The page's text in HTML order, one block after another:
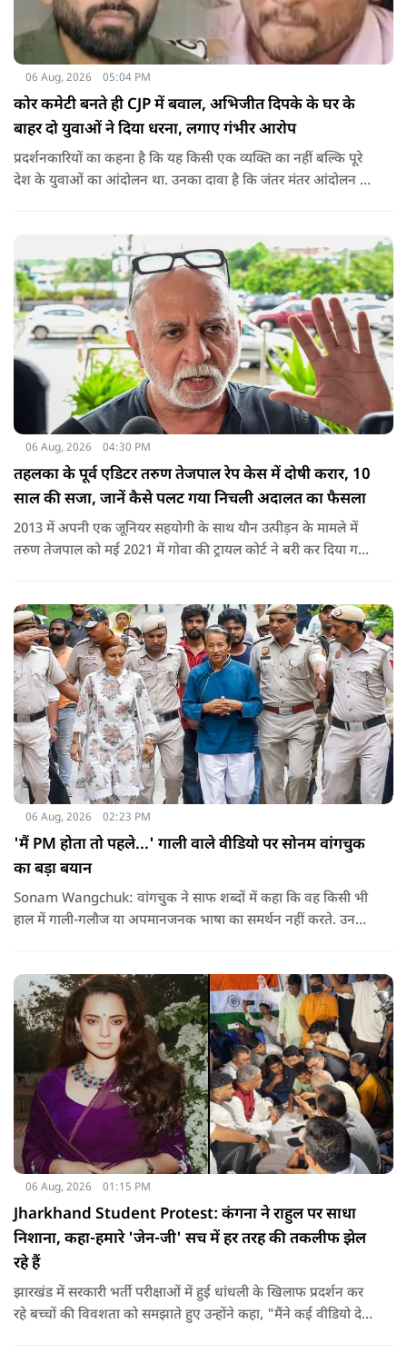
06 Aug, 2026 05:04 PM
कोर कमेटी बनते ही CJP में बवाल, अभिजीत दिपके के घर के
बाहर दो युवाओं ने दिया धरना, लगाए गंभीर आरोप
प्रदर्शनकारियों का कहना है कि यह किसी एक व्यक्ति का नहीं बल्कि पूरे
देश के युवाओं का आंदोलन था. उनका दावा है कि जंतर मंतर आंदोलन से
06 Aug, 2026 04:30 PM
तहलका के पूर्व एडिटर तरुण तेजपाल रेप केस में दोषी करार, 10
साल की सजा, जानें कैसे पलट गया निचली अदालत का फैसला
2013 में अपनी एक जूनियर सहयोगी के साथ यौन उत्पीड़न के मामले में
तरुण तेजपाल को मई 2021 में गोवा की ट्रायल कोर्ट ने बरी कर दिया गया
06 Aug, 2026 02:23 PM
'मैं PM होता तो पहले...' गाली वाले वीडियो पर सोनम वांगचुक
का बड़ा बयान
Sonam Wangchuk: वांगचुक ने साफ शब्दों में कहा कि वह किसी भी
हाल में गाली-गलौज या अपमानजनक भाषा का समर्थन नहीं करते. उनका
06 Aug, 2026 01:15 PM
Jharkhand Student Protest: कंगना ने राहुल पर साधा
निशाना, कहा-हमारे 'जेन-जी' सच में हर तरह की तकलीफ झेल
रहे हैं
झारखंड में सरकारी भर्ती परीक्षाओं में हुई धांधली के खिलाफ प्रदर्शन कर
रहे बच्चों की विवशता को समझाते हुए उन्होंने कहा, "मैंने कई वीडियो देखे